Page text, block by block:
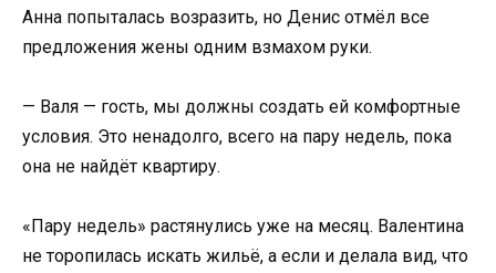
Анна попыталась возразить, но Денис отмёл все
предложения жены одним взмахом руки.
— Валя — гость, мы должны создать ей комфортные
условия. Это ненадолго, всего на пару недель, пока
она не найдёт квартиру.
«Пару недель» растянулись уже на месяц. Валентина
не торопилась искать жильё, а если и делала вид, что